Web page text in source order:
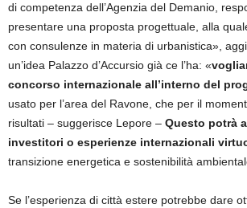
di competenza dell’Agenzia del Demanio,
presentare una proposta progettuale, alla
con consulenze in materia di urbanistica»,
un’idea Palazzo d’Accursio già ce l’ha: «
concorso internazionale all’interno del
usato per l’area del Ravone, che per il
risultati – suggerisce Lepore – Questo potrà
investitori o esperienze internazionali
transizione energetica e sostenibilità
Se l’esperienza di città estere potrebbe dare